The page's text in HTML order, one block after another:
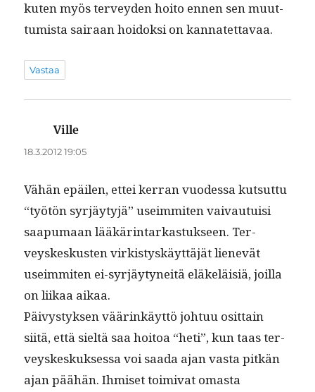
kuten myös ter­vey­den hoito ennen sen muut­
tumista sairaan hoidok­si on kannatettavaa.
Vastaa
Ville
18.3.2012 19:05
Vähän epäilen, ettei ker­ran vuodessa kut­sut­tu
“työtön syr­jäy­tyjä” useim­miten vaivau­tu­isi
saa­pumaan lääkärin­tarkas­tuk­seen. Ter­
veyskeskusten virk­istyskäyt­täjät lienevät
useim­miten ei-syr­jäy­tyneitä eläkeläisiä, joil­la
on liikaa aikaa.
Päivystyk­sen väärinkäyt­tö johtuu osit­tain
siitä, että sieltä saa hoitoa “heti”, kun taas ter­
veyskeskuk­ses­sa voi saa­da ajan vas­ta pitkän
ajan päähän. Ihmiset toimi­vat omas­ta